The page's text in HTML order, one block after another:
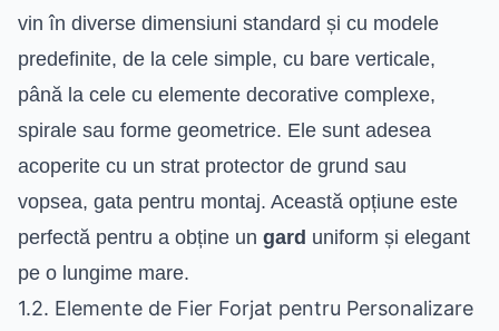
vin în diverse dimensiuni standard și cu modele
predefinite, de la cele simple, cu bare verticale,
până la cele cu elemente decorative complexe,
spirale sau forme geometrice. Ele sunt adesea
acoperite cu un strat protector de grund sau
vopsea, gata pentru montaj. Această opțiune este
perfectă pentru a obține un gard uniform și elegant
pe o lungime mare.
1.2. Elemente de Fier Forjat pentru Personalizare